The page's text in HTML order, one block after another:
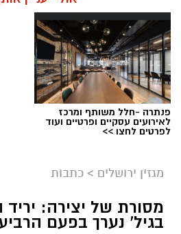
ניסים ניצ'קו . קרדיט צילום -
תגים: בנק ירושלים
ניצ'קו נימ נה עם מי שהקימו
הפרטית של הבנק בירושלים,
פנתרה -חלל משותף ומרכז
לאירועים עסקיים ופרטיים ועוד
לפרטים לחצו >>
מגזין ירושלים > כתבות
מסורת של יצירה: יריד
בגיל' נערך בפעם